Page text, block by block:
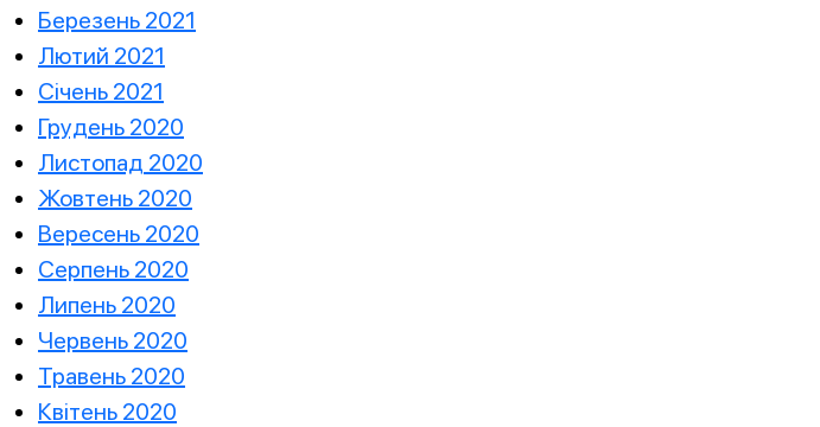
Березень 2021
Лютий 2021
Січень 2021
Грудень 2020
Листопад 2020
Жовтень 2020
Вересень 2020
Серпень 2020
Липень 2020
Червень 2020
Травень 2020
Квітень 2020